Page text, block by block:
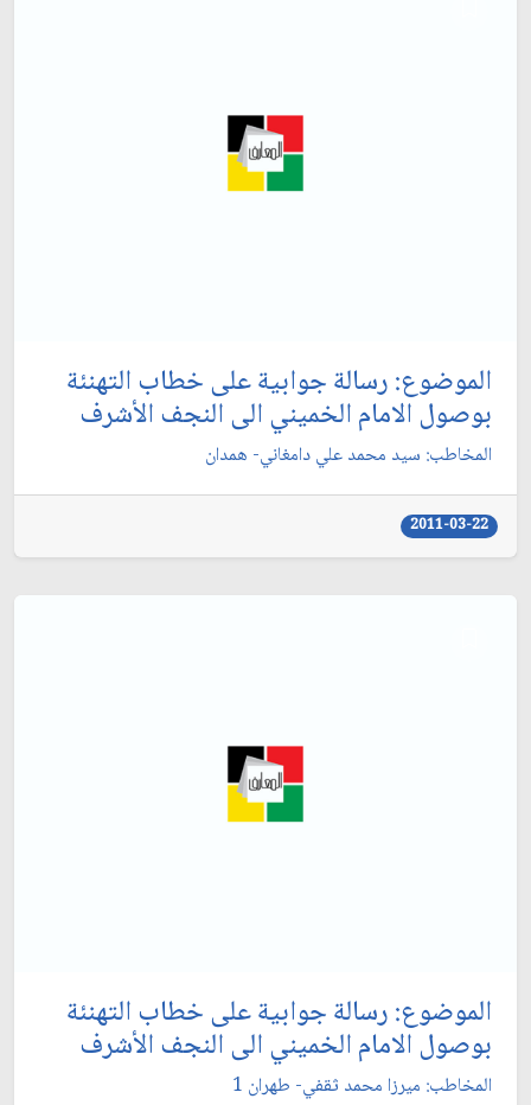
الموضوع: رسالة جوابية على خطاب التهنئة
بوصول الامام الخميني الى النجف الأشرف‏
المخاطب: سيد محمد علي دامغاني- همدان‏
2011-03-22
الموضوع: رسالة جوابية على خطاب التهنئة
بوصول الامام الخميني الى النجف الأشرف‏
المخاطب: ميرزا محمد ثقفي- طهران 1